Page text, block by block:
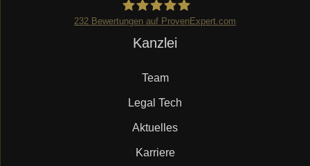
Mueller.legal
232 Bewertungen auf ProvenExpert.com
Kanzlei
Team
Legal Tech
Aktuelles
Karriere